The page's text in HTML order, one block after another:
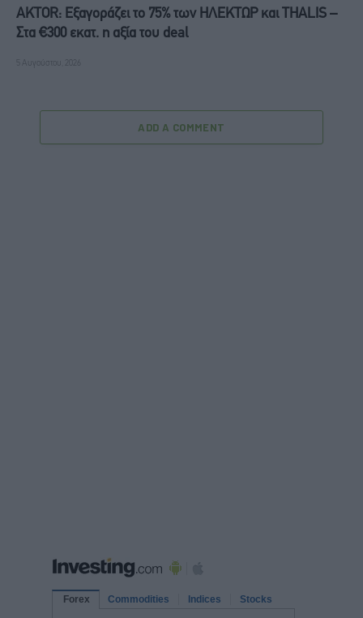
AKTOR: Εξαγοράζει το 75% των ΗΛΕΚΤΩΡ και THALIS –
Στα €300 εκατ. η αξία του deal
5 Αυγούστου, 2026
ADD A COMMENT